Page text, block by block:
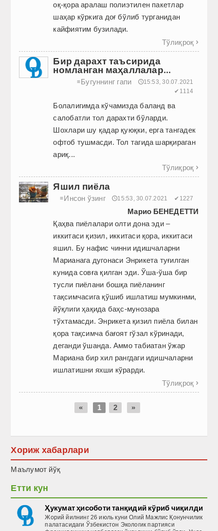
оқ-қора аралаш полиэтилен пакетлар
шаҳар кўркига доғ бўлиб турганидан
кайфиятим бузилади.
Тўлиқроқ 
Бир дарахт таъсирида
номланган маҳаллалар...
≡Бугуннинг гапи
🕔15:53, 30.07.2021
✔1114
Болалигимда кўчамизда баланд ва
салобатли тол дарахти бўларди.
Шохлари шу қадар қуюқки, ерга тангадек
офтоб тушмаcди. Тол тагида шарқираган
ариқ...
Тўлиқроқ 
Яшил пиёла
≡Инсон ўзинг 🕔15:53, 30.07.2021 ✔1227
Марио БЕНЕДЕТТИ
Қаҳва пиёлалари олти дона эди –
иккитаси қизил, иккитаси қора, иккитаси
яшил. Бу нафис чинни идишчаларни
Марианага дугонаси Энрикета туғилган
кунида совға қилган эди. Ўша-ўша бир
тусли пиёлани бошқа пиёланинг
тақсимчасига қўшиб ишлатиш мумкинми,
йўқлиги ҳақида баҳс-мунозара
тўхтамасди. Энрикета қизил пиёла билан
қора тақсимча бағоят гўзал кўринади,
деганди ўшанда. Аммо табиатан ўжар
Мариана бир хил рангдаги идишчаларни
ишлатишни яхши кўрарди.
Тўлиқроқ 
« 1 2 »
Хориж хабарлари
Маълумот йўқ
Етти кун
Ҳукумат ҳисоботи танқидий кўриб чиқилди
Жорий йилнинг 26 июль куни Олий Мажлис Қонунчилик
палатасидаги Ўзбекис­тон Экологик партияси